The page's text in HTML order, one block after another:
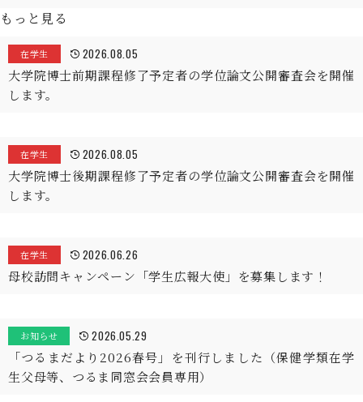
もっと見る
在学生 2026.08.05
大学院博士前期課程修了予定者の学位論文公開審査会を開催
します。
在学生 2026.08.05
大学院博士後期課程修了予定者の学位論文公開審査会を開催
します。
在学生 2026.06.26
母校訪問キャンペーン「学生広報大使」を募集します！
お知らせ 2026.05.29
「つるまだより2026春号」を刊行しました（保健学類在学
生父母等、つるま同窓会会員専用）